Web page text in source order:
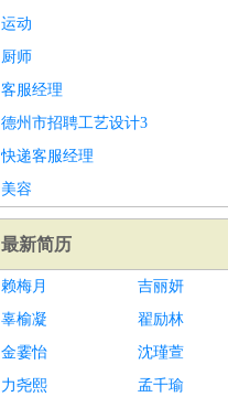
运动
厨师
客服经理
德州市招聘工艺设计3
快递客服经理
美容
最新简历
赖梅月
吉丽妍
辜榆凝
翟励林
金霎怡
沈瑾萱
力尧熙
孟千瑜